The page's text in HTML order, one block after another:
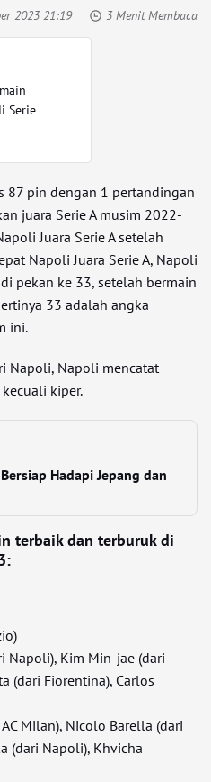
2023 21:19 3 Menit Membaca
Serie
87 pin dengan 1 pertandingan
juara Serie A musim 2022-
Juara Serie A setelah
Napoli Juara Serie A, Napoli
pekan ke 33, setelah bermain
33 adalah angka
ini.
Napoli, Napoli mencatat
kiper.
Hadapi Jepang dan
terbaik dan terburuk di
Napoli), Kim Min-jae (dari
(dari Fiorentina), Carlos
Milan), Nicolo Barella (dari
(dari Napoli), Khvicha